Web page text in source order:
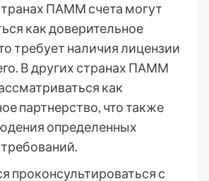
ПАММ счета могут
как доверительное
требует наличия лицензии
В других странах ПАММ
как
партнерство, что также
определенных
проконсультироваться с